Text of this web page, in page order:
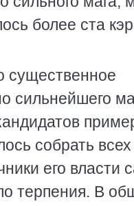
более ста
существенное
сильнейшего
собрать всех
его власти
терпения. В